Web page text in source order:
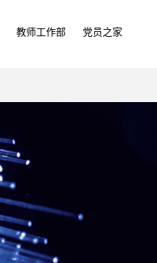
教师工作部 党员之家